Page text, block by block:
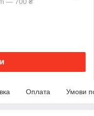
Оплата Умови